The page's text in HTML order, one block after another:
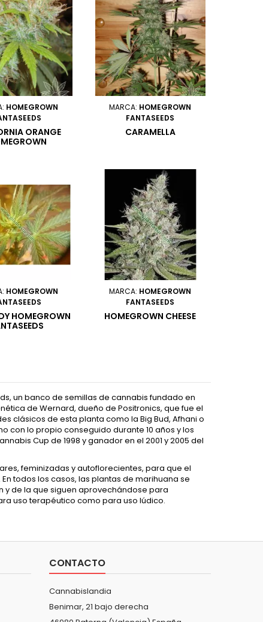
HOMEGROWN
ORANGE
MARCA: HOMEGROWN
FANTASEEDS
CARAMELLA
HOMEGROWN
HOMEGROWN
MARCA: HOMEGROWN
FANTASEEDS
HOMEGROWN CHEESE
un banco de semillas de cannabis fundado en
de Wernard, dueño de Positronics, que fue el
clásicos de esta planta como la Big Bud, Afhani o
con lo propio conseguido durante 10 años y los
Cup de 1998 y ganador en el 2001 y 2005 del
feminizadas y autoflorecientes, para que el
todos los casos, las plantas de marihuana se
de la que siguen aprovechándose para
uso terapéutico como para uso lúdico.
CONTACTO
Cannabislandia
Benimar, 21 bajo derecha